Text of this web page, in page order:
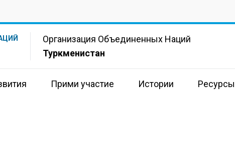
Организация Объединенных Наций
Туркменистан
Прими участие Истории Ресурсы